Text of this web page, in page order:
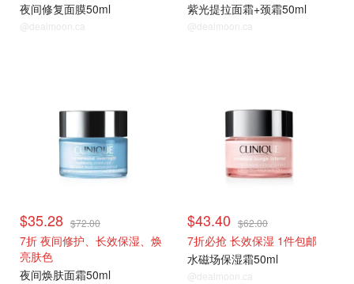
夜间修复面膜50ml
@dealmoon.ca
紫光提拉面霜+颈霜50ml
@dealmoon.ca
$35.28 $72.00
7折 夜间修护、长效保湿、焕
亮肤色
夜间焕肤面霜50ml
$43.40 $62.00
7折必抢 长效保湿 1件包邮
水磁场保湿霜50ml
@dealmoon.ca